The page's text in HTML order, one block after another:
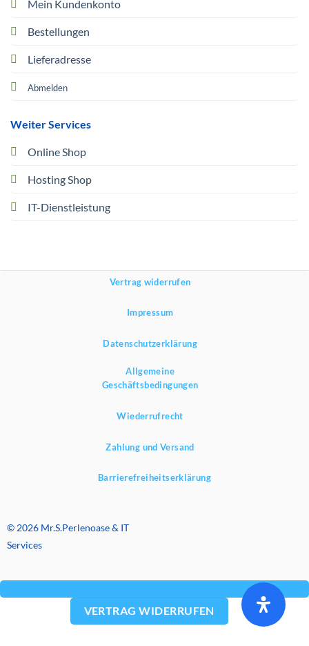
Mein Kundenkonto
Bestellungen
Lieferadresse
Abmelden
Weiter Services
Online Shop
Hosting Shop
IT-Dienstleistung
Vertrag widerrufen
Impressum
Datenschutzerklärung
Allgemeine
Geschäftsbedingungen
Wiederrufrecht
Zahlung und Versand
Barrierefreiheitserklärung
© 2026 Mr.S.Perlenoase & IT
Services
VERTRAG WIDERRUFEN